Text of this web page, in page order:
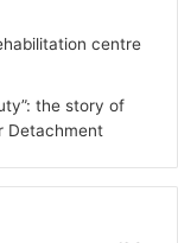
centre
the story of
Detachment